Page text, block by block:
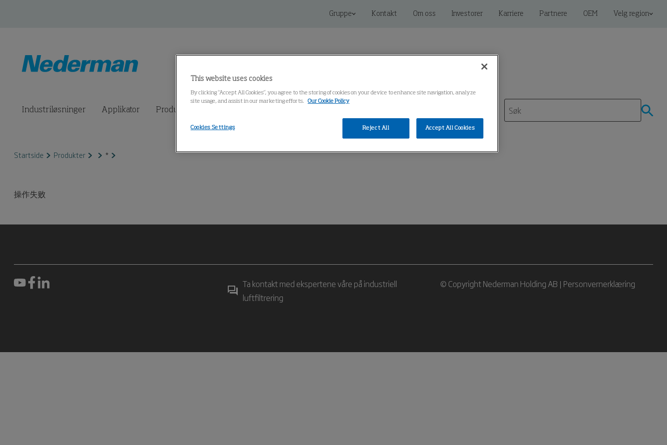
Gruppe Kontakt Om oss Investorer Karriere Partnere OEM Velg region
Industriløsninger Applikator Produkter
Startside Produkter *
操作失败
Ta kontakt med ekspertene våre på industriell
luftfiltrering
© Copyright Nederman Holding AB | Personvernerklæring
This website uses cookies
By clicking “Accept All Cookies”, you agree to the storing of cookies on your device to enhance site navigation, analyze
site usage, and assist in our marketing efforts.
Our Cookie Policy
Reject All Accept All Cookies
Cookies Settings